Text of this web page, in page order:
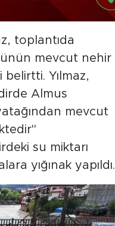
toplantıda
mevcut nehir
Yılmaz,
Almus
mevcut
su miktarı
yığınak yapıldı.